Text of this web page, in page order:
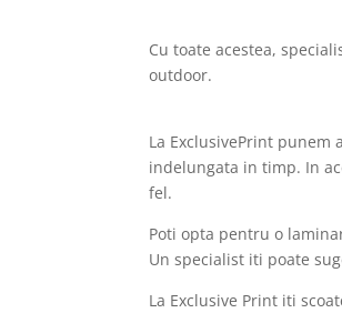
Cu toate acestea,
outdoor.
La ExclusivePrint
indelungata in timp. In
fel.
Poti opta pentru o
Un specialist iti poate
La Exclusive Print iti